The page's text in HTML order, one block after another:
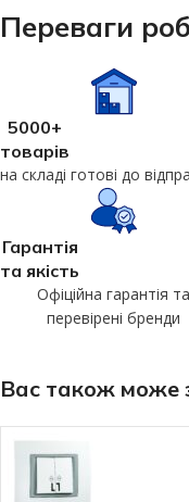
Переваги
5000+
товарів
на складі готові до
Гарантія
та якість
Офіційна гарантія та
перевірені бренди
Вас також може